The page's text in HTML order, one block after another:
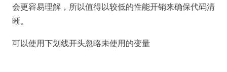
会更容易理解，所以值得以较低的性能开销来确保代码清
晰。
可以使用下划线开头忽略未使用的变量